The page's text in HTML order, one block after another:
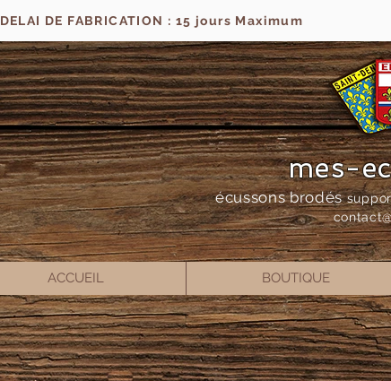
DELAI DE FABRICATION : 15 jours Maximum
mes-
écussons brodés
ACCUEIL BOUTIQUE